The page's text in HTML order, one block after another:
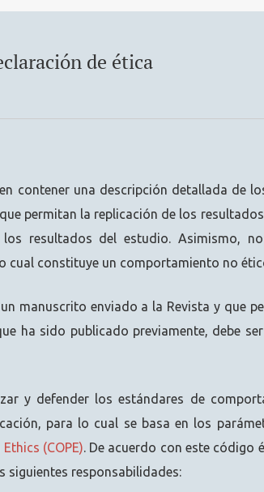
de ética
contener una descripción detallada de
permitan la replicación de los
resultados del estudio. Asimismo,
cual constituye un comportamiento no
manuscrito enviado a la Revista y que
ha sido publicado previamente, debe
y defender los estándares de
para lo cual se basa en los
(COPE). De acuerdo con este código
siguientes responsabilidades: